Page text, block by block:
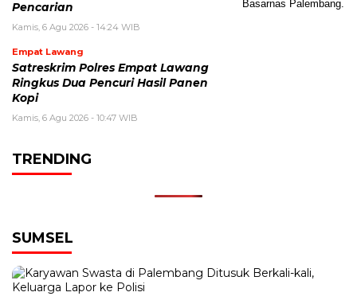
Pencarian
Kamis, 6 Agu 2026 - 14:24 WIB
Empat Lawang
Satreskrim Polres Empat Lawang
Ringkus Dua Pencuri Hasil Panen
Kopi
Kamis, 6 Agu 2026 - 10:47 WIB
TRENDING
SUMSEL